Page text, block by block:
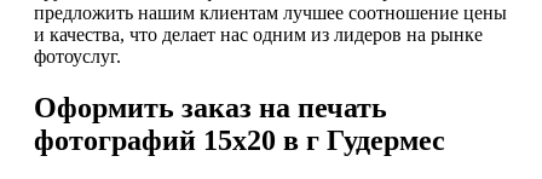
предложить нашим клиентам лучшее соотношение цены
и качества, что делает нас одним из лидеров на рынке
фотоуслуг.
Оформить заказ на печать
фотографий 15х20 в г Гудермес